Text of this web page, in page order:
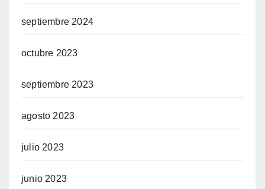
septiembre 2024
octubre 2023
septiembre 2023
agosto 2023
julio 2023
junio 2023